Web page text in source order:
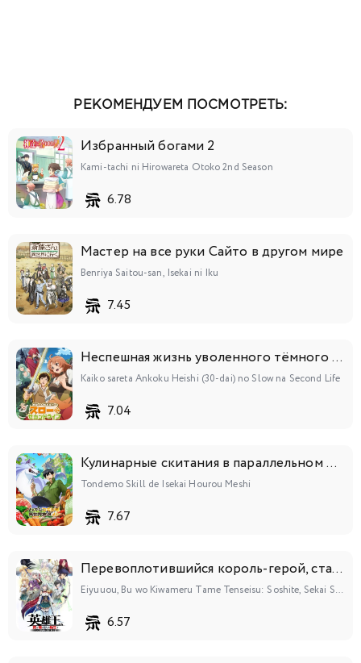
РЕКОМЕНДУЕМ ПОСМОТРЕТЬ:
Избранный богами 2
Kami-tachi ni Hirowareta Otoko 2nd Season
6.78
Мастер на все руки Сайто в другом мире
Benriya Saitou-san, Isekai ni Iku
7.45
Неспешная жизнь уволенного тёмного солдата (тридцати лет)
Kaiko sareta Ankoku Heishi (30-dai) no Slow na Second Life
7.04
Кулинарные скитания в параллельном мире
Tondemo Skill de Isekai Hourou Meshi
7.67
Перевоплотившийся король-герой, ставший самой сильной ученицей рыцаря
Eiyuuou, Bu wo Kiwameru Tame Tenseisu: Soshite, Sekai Saikyou no Minarai Kishi♀
6.57